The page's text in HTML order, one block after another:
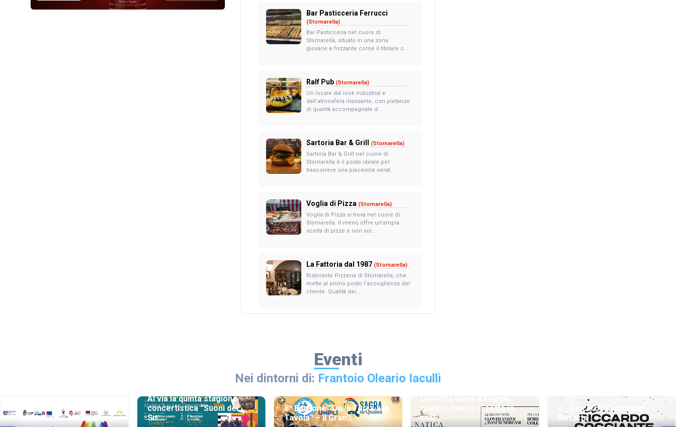
Bar Pasticceria Ferrucci
(Stornarella)
Bar Pasticceria nel cuore di
Stornarella, situato in una zona
giovane e frizzante come il titolare c...
Ralf Pub (Stornarella)
Un locale dal look industrial e
dall’atmosfera rilassante, con pietanze
di qualità accompagnate d...
Sartoria Bar & Grill
(Stornarella)
Sartoria Bar & Grill nel cuore di
Stornarella è il posto ideale per
trascorrere una piacevole serat...
Voglia di Pizza (Stornarella)
Voglia di Pizza si trova nel cuore di
Stornarella. Il menù offre un'ampia
scelta di pizze e non sol...
La Fattoria dal 1987 (Stornarella)
Ristorante Pizzeria di Stornarella, che
mette al primo posto l'accoglienza del
cliente. Qualità dei...
Eventi
Nei dintorni di: Frantoio Oleario Iaculli
56ª Stagione Concertistica
degli “Amici della Musica...
Al via la quinta stagione
concertistica “Suoni del
Su...
8ª Edizione “Dalla Terra alla
Tavola” – Il Gran...
quattro concerti sotto le
stel...
Io…Riccardo Cocciante-
Barletta